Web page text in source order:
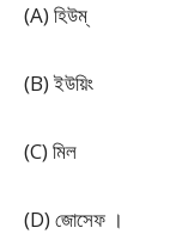
(A) হিউম্
(B) ইউয়িং
(C) মিল
(D) জোসেফ ।